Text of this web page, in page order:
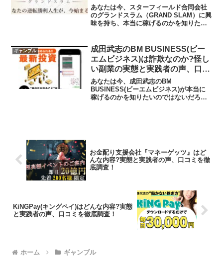
社?副業の実態や実践者の声、口
コミや評判を調査しました
あなたは今、スターフィールド合同会社
のグランドスラム（GRAND SLAM）に興
味を持ち、本当に稼げるのかを知りたい
を調べようとしているのではないだろう
か？答...
ギャンブル
成田武志のBM BUSINESS(ビー
エムビジネス)は詐欺なのか?怪し
い副業の実態と実践者の声、口コ
ミを徹底調査！
あなたは今、成田武志のBM
BUSINESS(ビーエムビジネス)が本当に
稼げるのかを知りたいのではないだろう
お金配り支援会社『マネーゲッツ』はど
んな内容?実態と実践者の声、口コミを徹
底調査！
KiNGPay(キングペイ)はどんな内容?実態
と実践者の声、口コミを徹底調査！
ホーム ギャンブル